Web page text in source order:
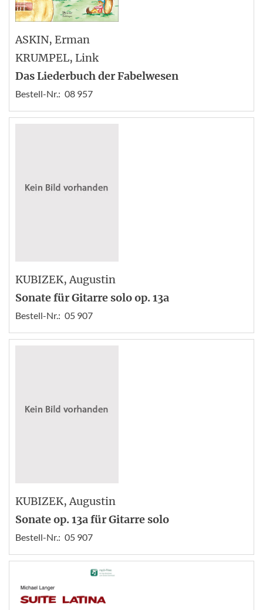
ASKIN, Erman
KRUMPEL, Link
Das Liederbuch der Fabelwesen
Bestell-Nr.: 08 957
KUBIZEK, Augustin
Sonate für Gitarre solo op. 13a
Bestell-Nr.: 05 907
KUBIZEK, Augustin
Sonate op. 13a für Gitarre solo
Bestell-Nr.: 05 907